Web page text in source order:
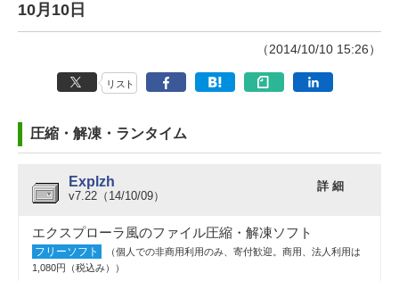
10月10日
（2014/10/10 15:26）
リスト
圧縮・解凍・ランタイム
Explzh
v7.22（14/10/09）
詳 細
エクスプローラ風のファイル圧縮・解凍ソフト
フリーソフト
（個人での非商用利用のみ、寄付歓迎。商用、法人利用は
1,080円（税込み））